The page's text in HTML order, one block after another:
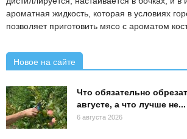
ароматная жидкость, которая в условиях
позволяет приготовить мясо с ароматом
Новое на сайте
Что обязательно
августе, а что лучше не...
6 августа 2026